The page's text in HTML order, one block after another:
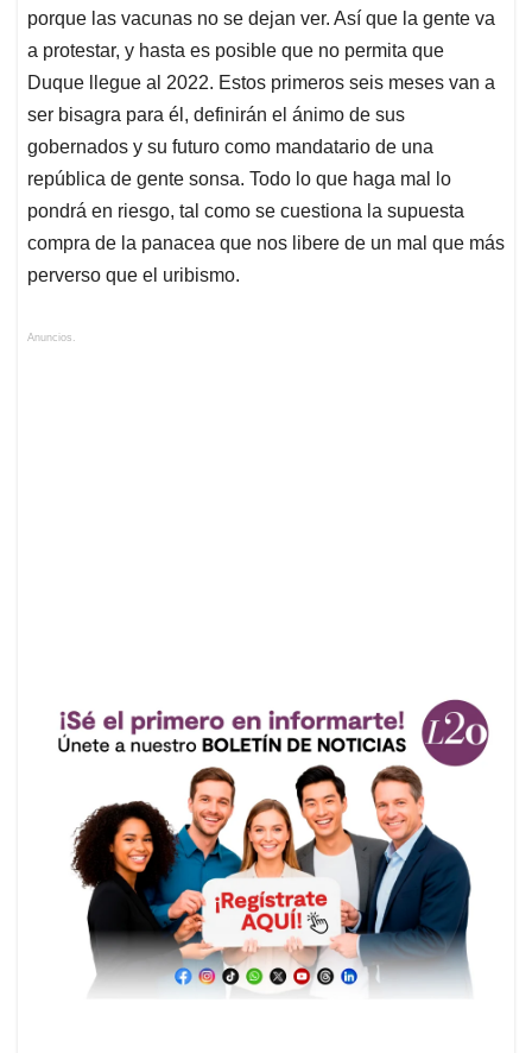
porque las vacunas no se dejan ver. Así que la gente va
a protestar, y hasta es posible que no permita que
Duque llegue al 2022. Estos primeros seis meses van a
ser bisagra para él, definirán el ánimo de sus
gobernados y su futuro como mandatario de una
república de gente sonsa. Todo lo que haga mal lo
pondrá en riesgo, tal como se cuestiona la supuesta
compra de la panacea que nos libere de un mal que más
perverso que el uribismo.
Anuncios.